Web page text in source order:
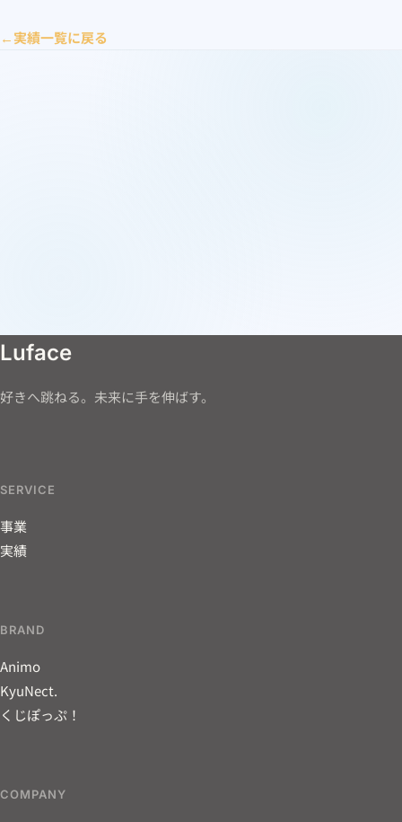
実績一覧に戻る
Luface
好きへ跳ねる。未来に手を伸ばす。
SERVICE
事業
実績
BRAND
Animo
KyuNect.
くじぽっぷ！
COMPANY